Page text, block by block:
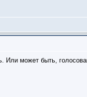
Или может быть,